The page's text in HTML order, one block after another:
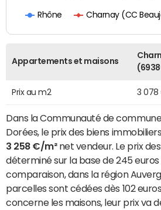
Rhône Charnay (CC
Appartements et maisons
Prix au m2 3
Dans la Communauté de
Dorées, le prix des biens
3 258 €/m²net vendeur. Le prix
déterminé sur la base de 245 euros
comparaison, dans la région
parcelles sont cédées dès 102 euros
concerne les maisons, leur prix va